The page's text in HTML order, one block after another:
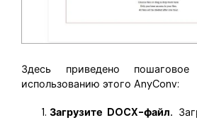
Здесь приведено
использованию этого AnyConv:
Загрузите DOCX-файл.